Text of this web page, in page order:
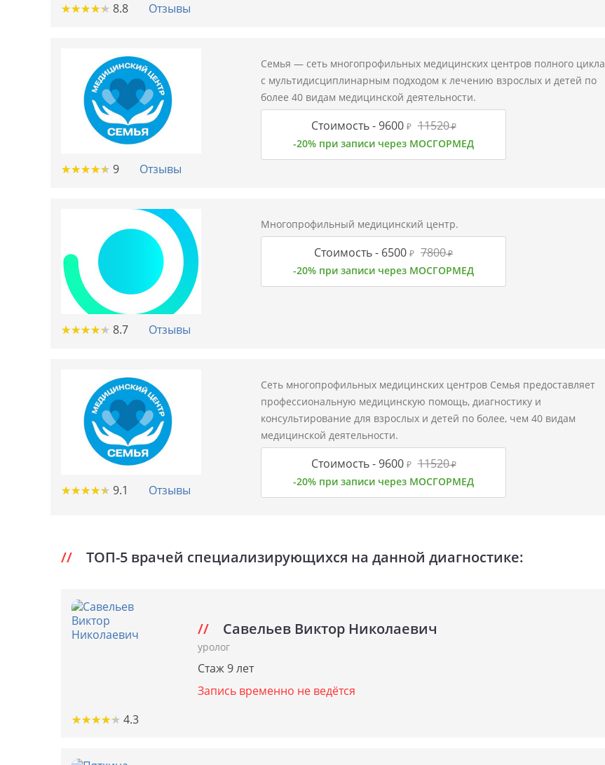
★★★★★
★★★★★ 8.8 Отзывы
★★★★★
★★★★★ 9 Отзывы
Семья — сеть многопрофильных медицинских центров полного цикла
c мультидисциплинарным подходом к лечению взрослых и детей по
более 40 видам медицинской деятельности.
Стоимость -9600 ₽ 11520₽
-20% при записи через МОСГОРМЕД
★★★★★
★★★★★ 8.7 Отзывы
Многопрофильный медицинский центр.
Стоимость - 6500 ₽ 7800₽
-20% при записи через МОСГОРМЕД
★★★★★
★★★★★ 9.1 Отзывы
Сеть многопрофильных медицинских центров Семья предоставляет
профессиональную медицинскую помощь, диагностику и
консультирование для взрослых и детей по более, чем 40 видам
медицинской деятельности.
Стоимость -9600 ₽ 11520₽
-20% при записи через МОСГОРМЕД
ТОП-5 врачей специализирующихся на данной диагностике:
★★★★★
★★★★★ 4.3
Савельев Виктор Николаевич
уролог
Стаж 9 лет
Запись временно не ведётся